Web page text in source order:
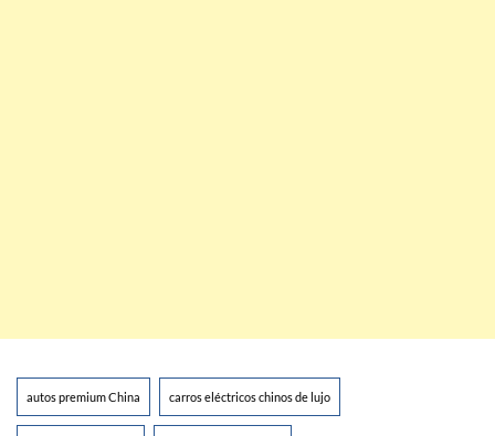
autos premium China carros eléctricos chinos de lujo